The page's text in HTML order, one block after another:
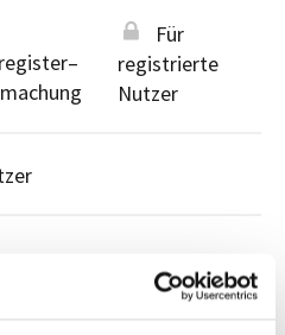
Für
registrierte
Nutzer